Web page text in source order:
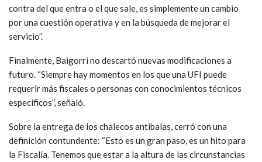
contra del que entra o el que sale, es simplemente un cambio
por una cuestión operativa y en la búsqueda de mejorar el
servicio”.
Finalmente, Baigorri no descartó nuevas modificaciones a
futuro. “Siempre hay momentos en los que una UFI puede
requerir más fiscales o personas con conocimientos técnicos
específicos”, señaló.
Sobre la entrega de los chalecos antibalas, cerró con una
definición contundente: “Esto es un gran paso, es un hito para
la Fiscalía. Tenemos que estar a la altura de las circunstancias